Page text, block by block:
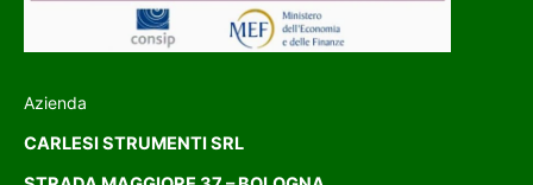
Azienda
CARLESI STRUMENTI SRL